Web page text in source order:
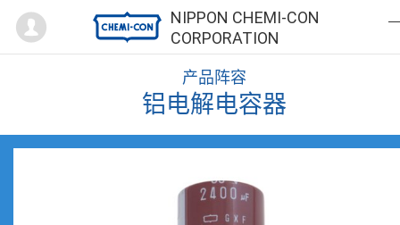
NIPPON CHEMI-CON
CORPORATION
Mypage
产品阵容
铝电解电容器